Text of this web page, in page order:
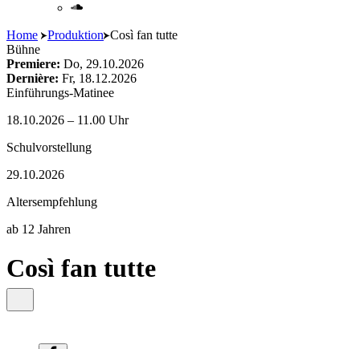
Skip
to
content
Home Produktion Così fan tutte
Bühne
Premiere: Do, 29.10.2026
Dernière: Fr, 18.12.2026
Einführungs-Matinee
18.10.2026 – 11.00 Uhr
Schulvorstellung
29.10.2026
Altersempfehlung
ab 12 Jahren
Così fan tutte